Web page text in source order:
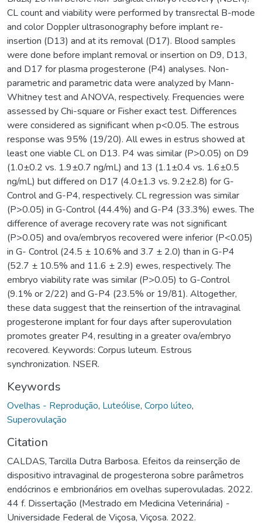
CL count and viability were performed by transrectal B-mode
and color Doppler ultrasonography before implant re-
insertion (D13) and at its removal (D17). Blood samples
were done before implant removal or insertion on D9, D13,
and D17 for plasma progesterone (P4) analyses. Non-
parametric and parametric data were analyzed by Mann-
Whitney test and ANOVA, respectively. Frequencies were
assessed by Chi-square or Fisher exact test. Differences
were considered as significant when p<0.05. The estrous
response was 95% (19/20). All ewes in estrus showed at
least one viable CL on D13. P4 was similar (P>0.05) on D9
(1.0±0.2 vs. 1.9±0.7 ng/mL) and 13 (1.1±0.4 vs. 1.6±0.5
ng/mL) but differed on D17 (4.0±1.3 vs. 9.2±2.8) for G-
Control and G-P4, respectively. CL regression was similar
(P>0.05) in G-Control (44.4%) and G-P4 (33.3%) ewes. The
difference of average recovery rate was not significant
(P>0.05) and ova/embryos recovered were inferior (P<0.05)
in G- Control (24.5 ± 10.6% and 3.7 ± 2.0) than in G-P4
(52.7 ± 10.5% and 11.6 ± 2.9) ewes, respectively. The
embryo viability rate was similar (P>0.05) to G-Control
(9.1% or 2/22) and G-P4 (23.5% or 19/81). Altogether,
these data suggest that the reinsertion of the intravaginal
progesterone implant for four days after superovulation
promotes greater P4, resulting in a greater ova/embryo
recovered. Keywords: Corpus luteum. Estrous
synchronization. NSER.
Keywords
Ovelhas - Reprodução, Luteólise, Corpo lúteo,
Superovulação
Citation
CALDAS, Tarcilla Dutra Barbosa. Efeitos da reinserção de
dispositivo intravaginal de progesterona sobre parâmetros
endócrinos e embrionários em ovelhas superovuladas. 2022.
44 f. Dissertação (Mestrado em Medicina Veterinária) -
Universidade Federal de Viçosa, Viçosa. 2022.